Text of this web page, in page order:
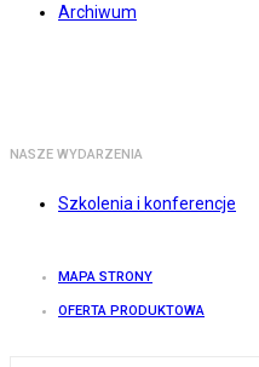
Archiwum
NASZE WYDARZENIA
Szkolenia i konferencje
MAPA STRONY
OFERTA PRODUKTOWA